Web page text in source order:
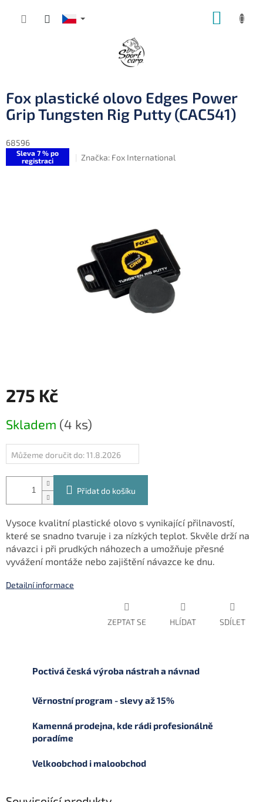
Fox plastické olovo Edges Power
Grip Tungsten Rig Putty (CAC541)
68596
Sleva 7 % po
registraci
Značka: Fox International
275 Kč
cena:
Skladem (4 ks)
Můžeme doručit do: 11.8.2026
Přidat do košíku
Vysoce kvalitní plastické olovo s vynikající přilnavostí,
které se snadno tvaruje i za nízkých teplot. Skvěle drží na
návazci i při prudkých náhozech a umožňuje přesné
vyvážení montáže nebo zajištění návazce ke dnu.
Detailní informace
ZEPTAT SE HLÍDAT SDÍLET
Poctivá česká výroba nástrah a návnad
Věrnostní program - slevy až 15%
Kamenná prodejna, kde rádi profesionálně
poradíme
Velkoobchod i maloobchod